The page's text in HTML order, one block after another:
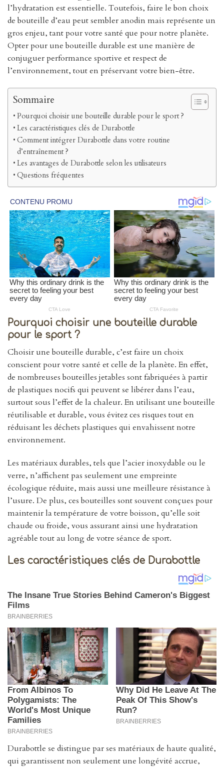
l’hydratation est essentielle. Toutefois, faire le bon choix
de bouteille d’eau peut sembler anodin mais représente un
gros enjeu, tant pour votre santé que pour notre planète.
Opter pour une bouteille durable est une manière de
conjuguer performance sportive et respect de
l’environnement, tout en préservant votre bien-être.
Sommaire
Pourquoi choisir une bouteille durable pour le sport ?
Les caractéristiques clés de Durabottle
Comment intégrer Durabottle dans votre routine
d’entraînement ?
Les avantages de Durabottle selon les utilisateurs
Questions fréquentes
Pourquoi choisir une bouteille durable
pour le sport ?
Choisir une bouteille durable, c’est faire un choix
conscient pour votre santé et celle de la planète. En effet,
de nombreuses bouteilles jetables sont fabriquées à partir
de plastiques nocifs qui peuvent se libérer dans l’eau,
surtout sous l’effet de la chaleur. En utilisant une bouteille
réutilisable et durable, vous évitez ces risques tout en
réduisant les déchets plastiques qui envahissent notre
environnement.
Les matériaux durables, tels que l’acier inoxydable ou le
verre, n’affichent pas seulement une empreinte
écologique réduite, mais aussi une meilleure résistance à
l’usure. De plus, ces bouteilles sont souvent conçues pour
maintenir la température de votre boisson, qu’elle soit
chaude ou froide, vous assurant ainsi une hydratation
agréable tout au long de votre séance de sport.
Les caractéristiques clés de Durabottle
Durabottle se distingue par ses matériaux de haute qualité,
qui garantissent non seulement une longévité accrue,